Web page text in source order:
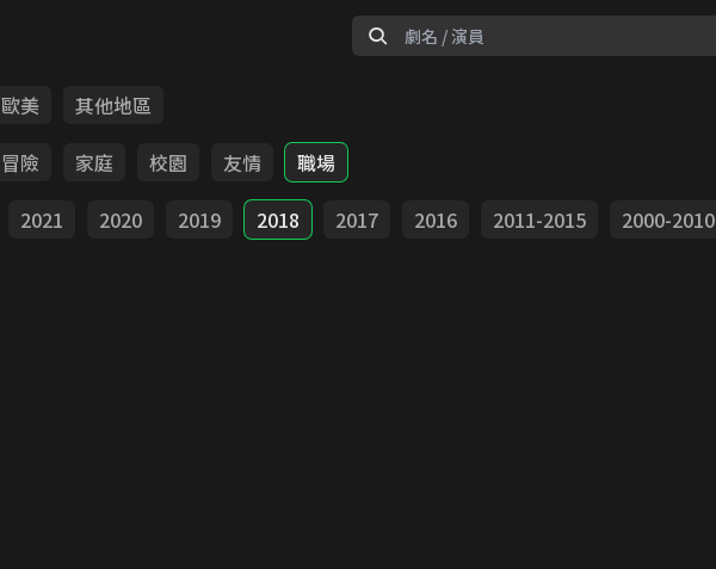
歐美
其他地區
冒險 家庭 校園 友情
職場
2021 2020 2019 2018 2017 2016 2011-2015 2000-2010